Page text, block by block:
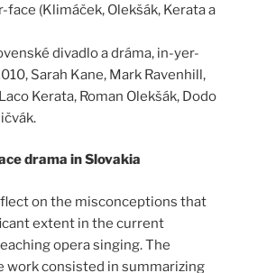
(Klimáček, Olekšák, Kerata a
divadlo a dráma, in-yer-
Sarah Kane, Mark Ravenhill,
Kerata, Roman Olekšák, Dodo
drama in Slovakia
on the misconceptions that
extent in the current
opera singing. The
work consisted in summarizing